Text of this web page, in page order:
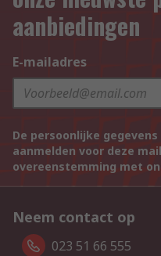
aanbiedingen
E-mailadres
De persoonlijke
aanmelden voor deze
overeenstemming met
Neem contact op
023 51 66 555